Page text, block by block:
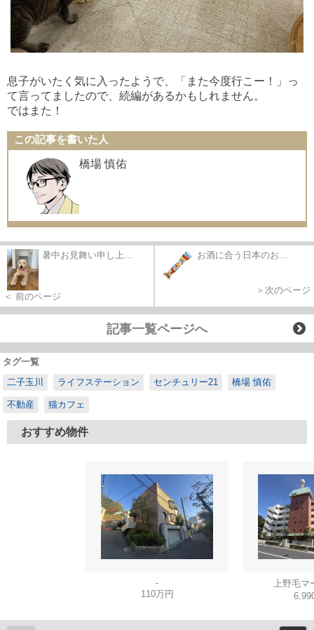
息子がいたく気に入ったようで、「また今度行こー！」っ
て言ってましたので、続編があるかもしれません。
ではまた！
この記事を書いた人
橋場 慎佑
暑中お見舞い申し上...
＜ 前のページ
お酒に合う日本のお...
＞次のページ
記事一覧ページへ
タグ一覧
二子玉川
ライフステーション センチュリー21 橋場 慎佑
不動産 猫カフェ
おすすめ物件
-
110万円
上野毛マ